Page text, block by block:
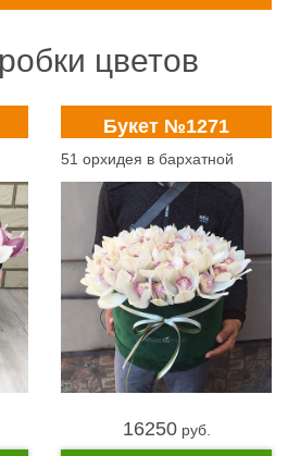
цветов
Букет №1271
51 орхидея в бархатной
коробке
16250pуб.